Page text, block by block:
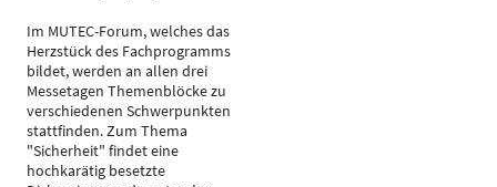
Im MUTEC-Forum, welches das
Herzstück des Fachprogramms
bildet, werden an allen drei
Messetagen Themenblöcke zu
verschiedenen Schwerpunkten
stattfinden. Zum Thema
"Sicherheit" findet eine
hochkarätig besetzte